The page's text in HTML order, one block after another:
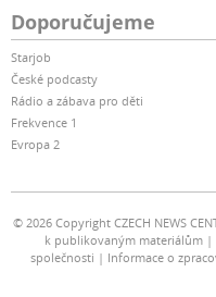
Doporučujeme
Starjob
České podcasty
Rádio a zábava pro děti
Frekvence 1
Evropa 2
© 2026 Copyright CZECH NEWS
k publikovaným materiálům
společnosti
Informace o